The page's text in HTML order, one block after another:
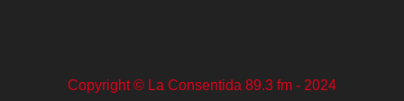
Copyright © La Consentida 89.3 fm - 2024